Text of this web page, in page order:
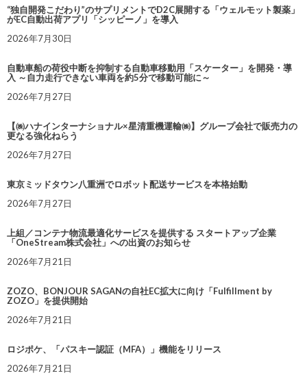
“独自開発こだわり”のサプリメントでD2C展開する「ウェルモット製薬」
がEC自動出荷アプリ「シッピーノ」を導入
2026年7月30日
自動車船の荷役中断を抑制する自動車移動用「スケーター」を開発・導
入 ～自力走行できない車両を約5分で移動可能に～
2026年7月27日
【㈱ハナインターナショナル×星清重機運輸㈱】グループ会社で販売力の
更なる強化ねらう
2026年7月27日
東京ミッドタウン八重洲でロボット配送サービスを本格始動
2026年7月27日
上組／コンテナ物流最適化サービスを提供する スタートアップ企業
「OneStream株式会社」への出資のお知らせ
2026年7月21日
ZOZO、BONJOUR SAGANの自社EC拡大に向け「Fulfillment by
ZOZO」を提供開始
2026年7月21日
ロジポケ、「パスキー認証（MFA）」機能をリリース
2026年7月21日